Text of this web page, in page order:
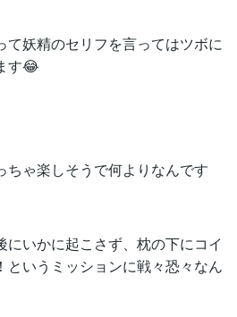
て妖精のセリフを言ってはツボに
す😂
ちゃ楽しそうで何よりなんです
いかに起こさず、枕の下にコイ
というミッションに戦々恐々なん